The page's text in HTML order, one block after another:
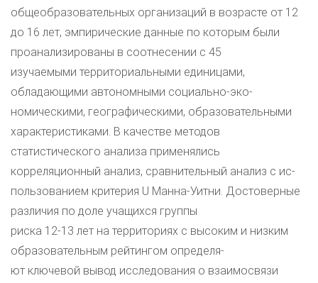
общеобразовательных организаций в возрасте от 12
до 16 лет, эмпирические данные по которым были
проанализированы в соотнесении с 45
изучаемыми территориальными единицами,
обладающими автономными социально-эко-
номическими, географическими, образовательными
характеристиками. В качестве методов
статистического анализа применялись
корреляционный анализ, сравнительный анализ с ис-
пользованием критерия U Манна-Уитни. Достоверные
различия по доле учащихся группы
риска 12-13 лет на территориях с высоким и низким
образовательным рейтингом определя-
ют ключевой вывод исследования о взаимосвязи